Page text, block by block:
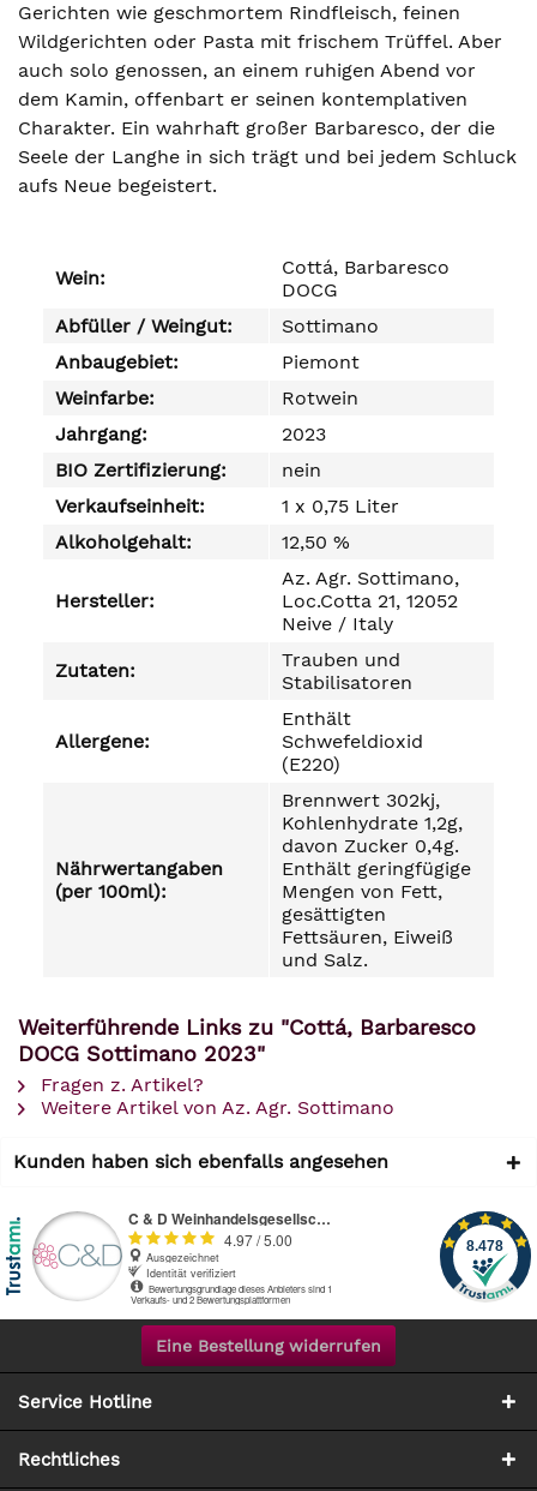
Gerichten wie geschmortem Rindfleisch, feinen
Wildgerichten oder Pasta mit frischem Trüffel. Aber
auch solo genossen, an einem ruhigen Abend vor
dem Kamin, offenbart er seinen kontemplativen
Charakter. Ein wahrhaft großer Barbaresco, der die
Seele der Langhe in sich trägt und bei jedem Schluck
aufs Neue begeistert.
Wein:
Cottá, Barbaresco
DOCG
Abfüller / Weingut:
Sottimano
Anbaugebiet:
Piemont
Weinfarbe:
Rotwein
Jahrgang:
2023
BIO Zertifizierung:
nein
Verkaufseinheit:
1 x 0,75 Liter
Alkoholgehalt:
12,50 %
Hersteller:
Az. Agr. Sottimano,
Loc.Cotta 21, 12052
Neive / Italy
Zutaten:
Trauben und
Stabilisatoren
Allergene:
Enthält
Schwefeldioxid
(E220)
Nährwertangaben
(per 100ml):
Brennwert 302kj,
Kohlenhydrate 1,2g,
davon Zucker 0,4g.
Enthält geringfügige
Mengen von Fett,
gesättigten
Fettsäuren, Eiweiß
und Salz.
Weiterführende Links zu "Cottá, Barbaresco
DOCG Sottimano 2023"
Fragen z. Artikel?
Weitere Artikel von Az. Agr. Sottimano
Kunden haben sich ebenfalls angesehen
Eine Bestellung widerrufen
Service Hotline
Rechtliches